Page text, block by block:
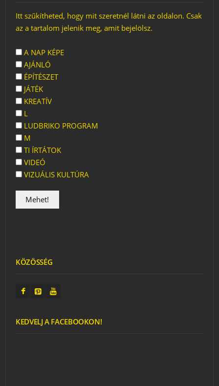
Itt szűkítheted, hogy mit szeretnél látni az oldalon. Csak
az a tartalom jelenik meg, amit bejelölsz.
A NAP KÉPE
AJÁNLÓ
ÉPÍTÉSZET
JÁTÉK
KREATÍV
L
LUDBRIKO PROGRAM
M
TI ÍRTÁTOK
VIDEÓ
VIZUÁLIS KULTÚRA
KÖZÖSSÉG
KEDVELJ A FACEBOOKON!